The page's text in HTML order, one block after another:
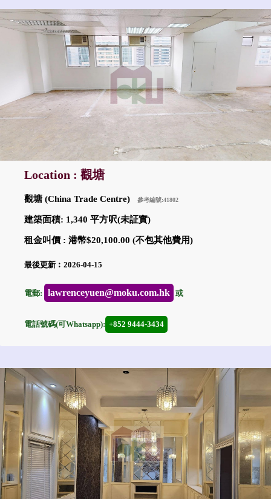
Location : 觀塘
觀塘 (China Trade Centre) 參考編號:41802
建築面積: 1,340 平方呎(未証實)
租金叫價 : 港幣$20,100.00 (不包其他費用)
最後更新︰2026-04-15
電郵: lawrenceyuen@moku.com.hk 或
電話號碼(可Whatsapp): +852 9444-3434